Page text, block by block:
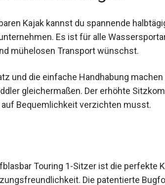
Kajak kannst du spannende
Es ist für alle
mühelosen Transport wünschst.
und die einfache Handhabung
gleichermaßen. Der erhöhte
du dabei auf Bequemlichkeit
Touring 1-Sitzer ist die perfekte
Die patentierte